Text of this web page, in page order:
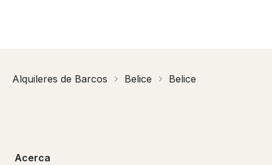
Alquileres de Barcos Belice Belice
Acerca